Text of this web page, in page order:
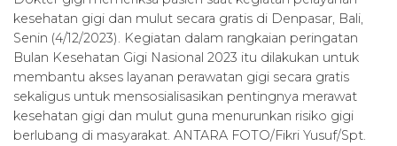
kesehatan gigi dan mulut secara gratis di Denpasar, Bali,
Senin (4/12/2023). Kegiatan dalam rangkaian peringatan
Bulan Kesehatan Gigi Nasional 2023 itu dilakukan untuk
membantu akses layanan perawatan gigi secara gratis
sekaligus untuk mensosialisasikan pentingnya merawat
kesehatan gigi dan mulut guna menurunkan risiko gigi
berlubang di masyarakat. ANTARA FOTO/Fikri Yusuf/Spt.